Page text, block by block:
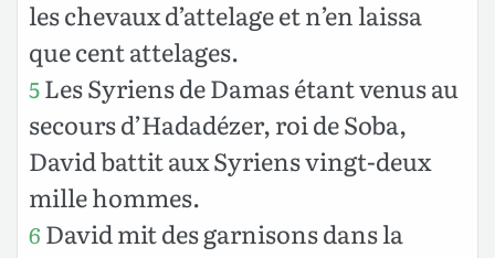
les chevaux d’attelage et n’en laissa
que cent attelages.
5Les Syriens de Damas étant venus au
secours d’Hadadézer, roi de Soba,
David battit aux Syriens vingt-deux
mille hommes.
6 David mit des garnisons dans la